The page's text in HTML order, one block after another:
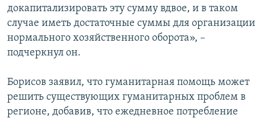
докапитализировать эту сумму вдвое, и в таком
случае иметь достаточные суммы для организации
нормального хозяйственного оборота», –
подчеркнул он.
Борисов заявил, что гуманитарная помощь может
решить существующих гуманитарных проблем в
регионе, добавив, что ежедневное потребление